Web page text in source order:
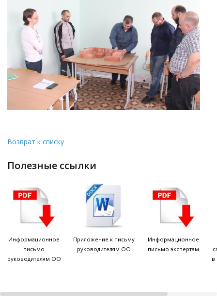
Возврат к списку
полезные ссылки
Информационное
письмо
руководителям ОО
Приложение к письму
руководителям ОО
Информационное
письмо экспертам
в